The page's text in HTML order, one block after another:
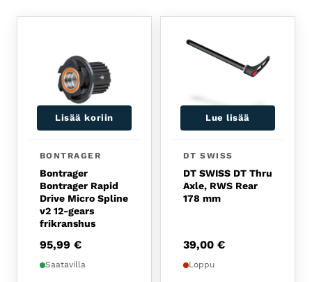
Lisää koriin
BONTRAGER
Bontrager
Bontrager Rapid
Drive Micro Spline
v2 12-gears
frikranshus
95,99 €
Saatavilla
Lue lisää
DT SWISS
DT SWISS DT Thru
Axle, RWS Rear
178 mm
39,00 €
Loppu